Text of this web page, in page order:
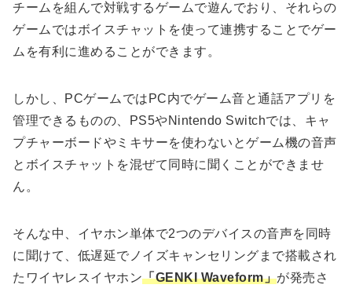
チームを組んで対戦するゲームで遊んでおり、それらの
ゲームではボイスチャットを使って連携することでゲー
ムを有利に進めることができます。
しかし、PCゲームではPC内でゲーム音と通話アプリを
管理できるものの、PS5やNintendo Switchでは、キャ
プチャーボードやミキサーを使わないとゲーム機の音声
とボイスチャットを混ぜて同時に聞くことができませ
ん。
そんな中、イヤホン単体で2つのデバイスの音声を同時
に聞けて、低遅延でノイズキャンセリングまで搭載され
たワイヤレスイヤホン「GENKI Waveform」が発売さ